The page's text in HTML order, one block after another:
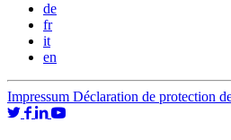
de
fr
it
en
Impressum Déclaration de protection